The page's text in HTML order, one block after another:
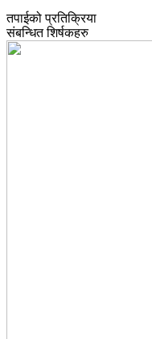
तपाईको प्रतिक्रिया
संबन्धित शिर्षकहरु